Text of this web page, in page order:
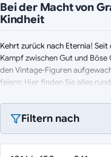
Bei der Macht von
Kindheit
Kehrt zurück nach Eternia!
Kampf zwischen Gut und Böse
den Vintage-Figuren
feiern: Hier finden Sie alles
gigantische Kraft der Masters.
Highlights aus Eternia:
Filtern nach